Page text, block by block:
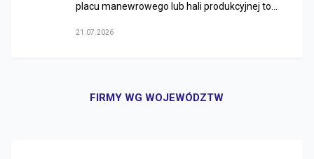
placu manewrowego lub hali produkcyjnej to...
21.07.2026
FIRMY WG WOJEWÓDZTW